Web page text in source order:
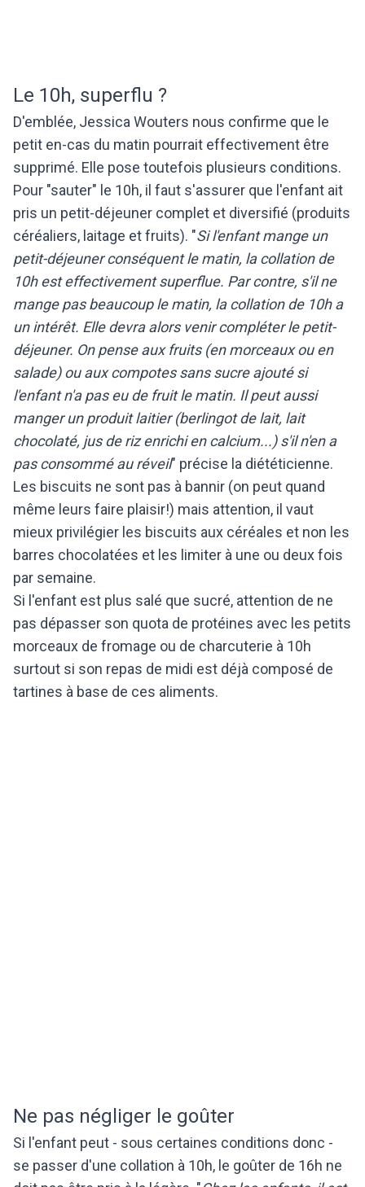
Le 10h, superflu ?
D'emblée, Jessica Wouters nous confirme que le
petit en-cas du matin pourrait effectivement être
supprimé. Elle pose toutefois plusieurs conditions.
Pour "sauter" le 10h, il faut s'assurer que l'enfant ait
pris un petit-déjeuner complet et diversifié (produits
céréaliers, laitage et fruits). "Si l'enfant mange un
petit-déjeuner conséquent le matin, la collation de
10h est effectivement superflue. Par contre, s'il ne
mange pas beaucoup le matin, la collation de 10h a
un intérêt. Elle devra alors venir compléter le petit-
déjeuner. On pense aux fruits (en morceaux ou en
salade) ou aux compotes sans sucre ajouté si
l'enfant n'a pas eu de fruit le matin. Il peut aussi
manger un produit laitier (berlingot de lait, lait
chocolaté, jus de riz enrichi en calcium...) s'il n'en a
pas consommé au réveil" précise la diététicienne.
Les biscuits ne sont pas à bannir (on peut quand
même leurs faire plaisir!) mais attention, il vaut
mieux privilégier les biscuits aux céréales et non les
barres chocolatées et les limiter à une ou deux fois
par semaine.
Si l'enfant est plus salé que sucré, attention de ne
pas dépasser son quota de protéines avec les petits
morceaux de fromage ou de charcuterie à 10h
surtout si son repas de midi est déjà composé de
tartines à base de ces aliments.
Ne pas négliger le goûter
Si l'enfant peut - sous certaines conditions donc -
se passer d'une collation à 10h, le goûter de 16h ne